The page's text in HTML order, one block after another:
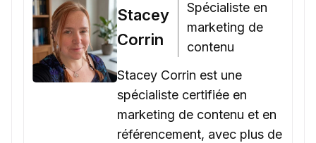
Stacey
Corrin
Spécialiste en
marketing de
contenu
Stacey Corrin est une
spécialiste certifiée en
marketing de contenu et en
référencement, avec plus de